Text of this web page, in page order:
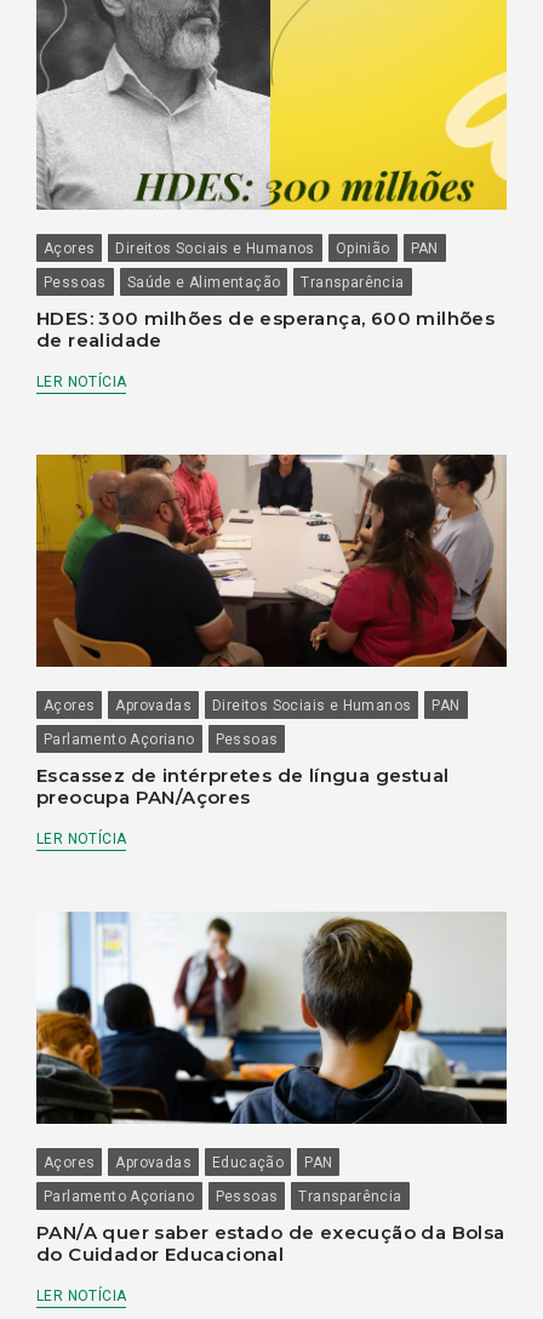
Açores Direitos Sociais e Humanos Opinião
PAN
Pessoas
Saúde e Alimentação Transparência
HDES: 300 milhões de esperança, 600 milhões
de realidade
LER NOTÍCIA
Açores Aprovadas Direitos Sociais e Humanos
PAN
Parlamento Açoriano
Pessoas
Escassez de intérpretes de língua gestual
preocupa PAN/Açores
LER NOTÍCIA
Açores Aprovadas Educação
PAN
Parlamento Açoriano
Pessoas Transparência
PAN/A quer saber estado de execução da Bolsa
do Cuidador Educacional
LER NOTÍCIA